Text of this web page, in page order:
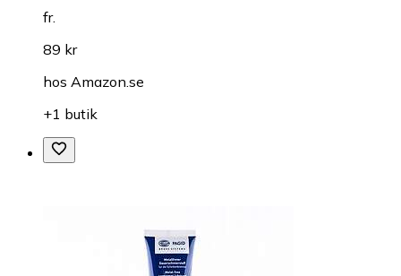
fr.
89 kr
hos Amazon.se
+1 butik